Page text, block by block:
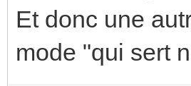
Et donc une
mode "qui sert